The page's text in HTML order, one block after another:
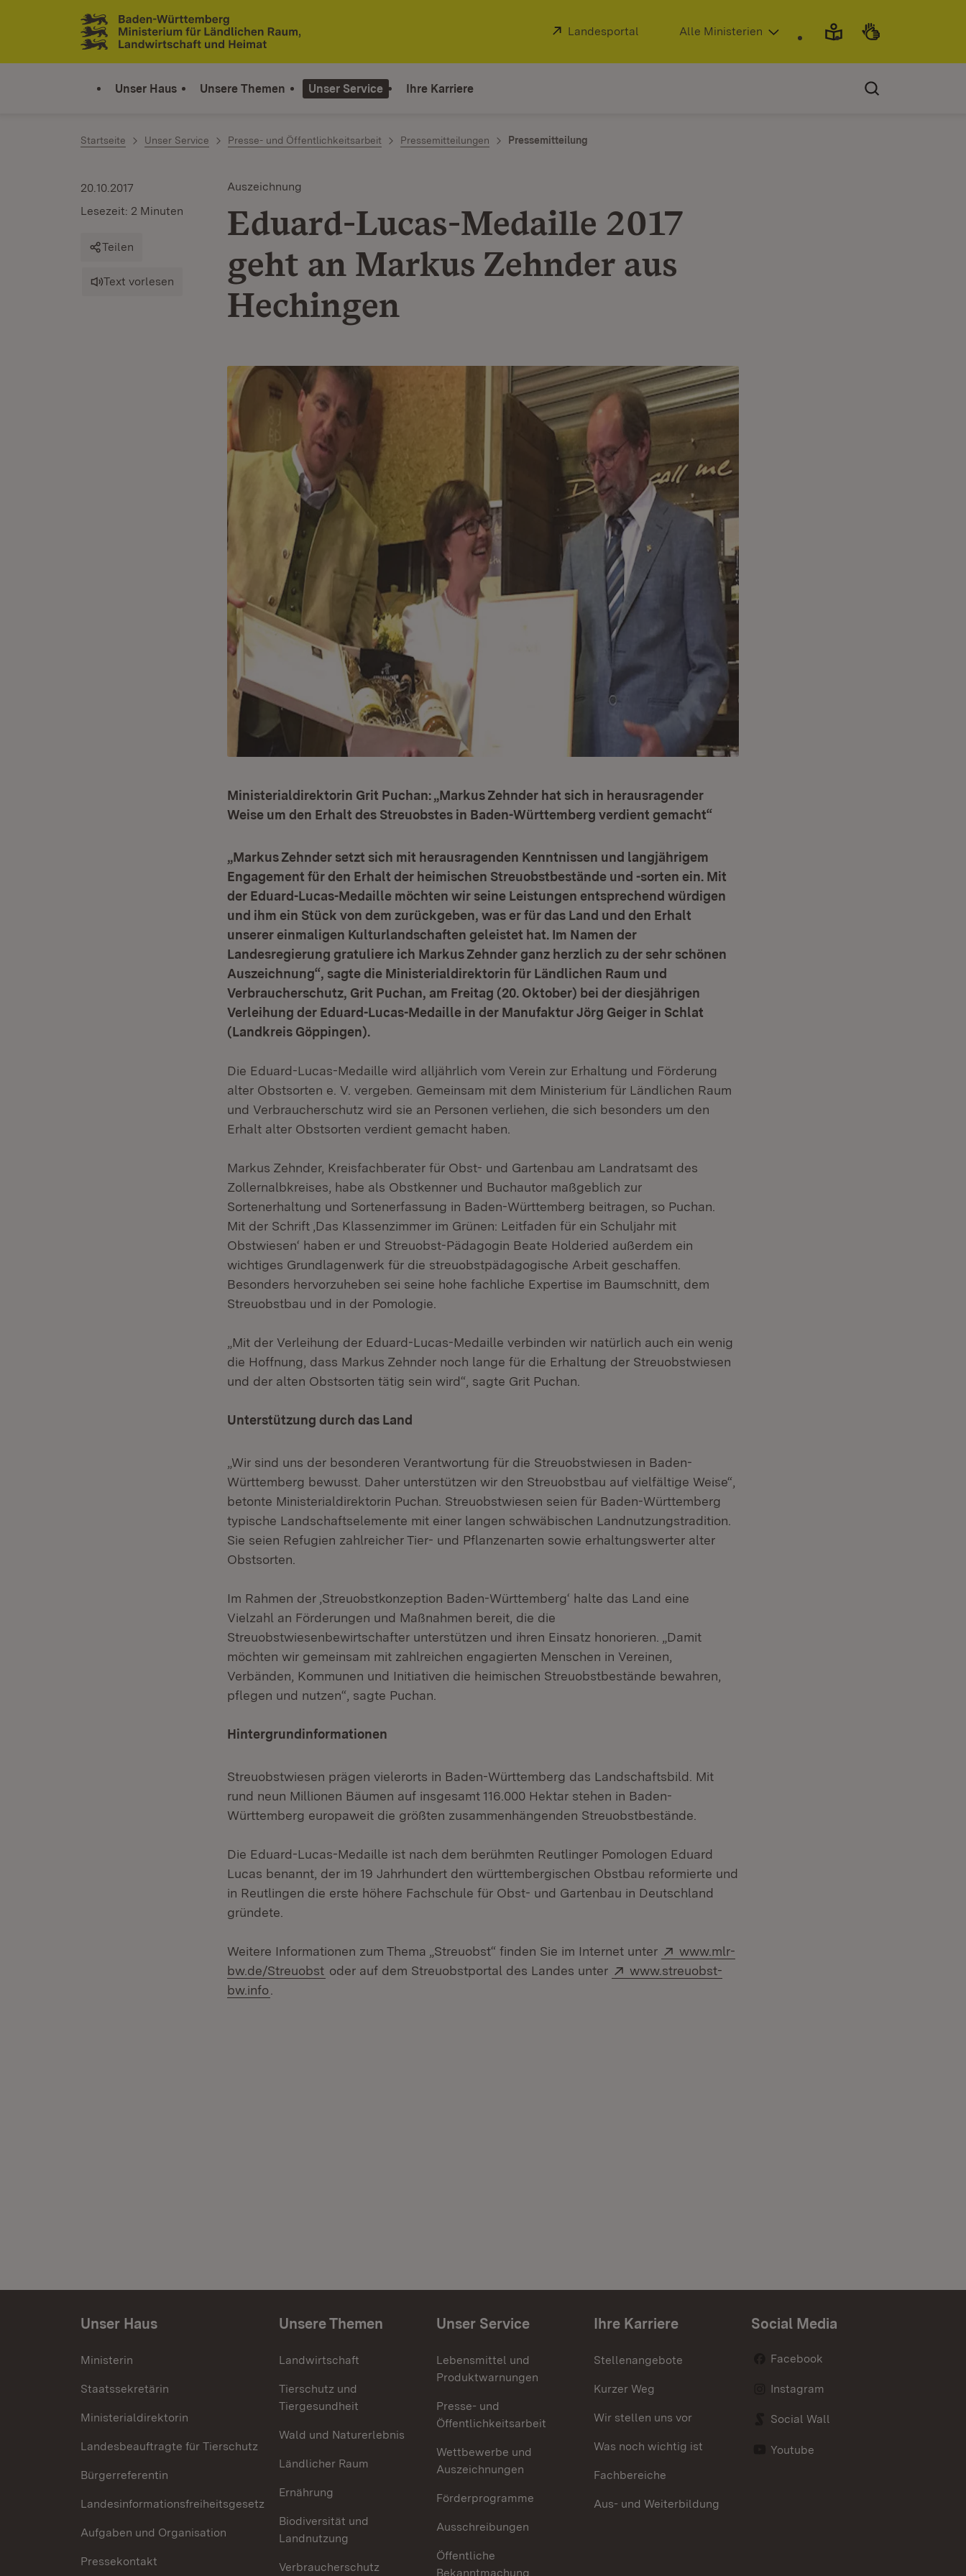
Zum Inhalt springen
Link zur Startseite
Extern:
Landesportal (Öffnet in neuem Fenster)
Alle Ministerien
Unser Haus Unsere Themen Unser Service Ihre Karriere
Startseite Unser Service Presse- und Öffentlichkeitsarbeit Pressemitteilungen Pressemitteilung
Auszeichnung
Eduard-Lucas-Medaille 2017
geht an Markus Zehnder aus
Hechingen
20.10.2017
Lesezeit: 2 Minuten
Teilen
Text vorlesen
Ministerialdirektorin Grit Puchan: „Markus Zehnder hat sich in herausragender
Weise um den Erhalt des Streuobstes in Baden-Württemberg verdient gemacht“
„Markus Zehnder setzt sich mit herausragenden Kenntnissen und langjährigem
Engagement für den Erhalt der heimischen Streuobstbestände und -sorten ein. Mit
der Eduard-Lucas-Medaille möchten wir seine Leistungen entsprechend würdigen
und ihm ein Stück von dem zurückgeben, was er für das Land und den Erhalt
unserer einmaligen Kulturlandschaften geleistet hat. Im Namen der
Landesregierung gratuliere ich Markus Zehnder ganz herzlich zu der sehr schönen
Auszeichnung“, sagte die Ministerialdirektorin für Ländlichen Raum und
Verbraucherschutz, Grit Puchan, am Freitag (20. Oktober) bei der diesjährigen
Verleihung der Eduard-Lucas-Medaille in der Manufaktur Jörg Geiger in Schlat
(Landkreis Göppingen).
Die Eduard-Lucas-Medaille wird alljährlich vom Verein zur Erhaltung und Förderung
alter Obstsorten e. V. vergeben. Gemeinsam mit dem Ministerium für Ländlichen Raum
und Verbraucherschutz wird sie an Personen verliehen, die sich besonders um den
Erhalt alter Obstsorten verdient gemacht haben.
Markus Zehnder, Kreisfachberater für Obst- und Gartenbau am Landratsamt des
Zollernalbkreises, habe als Obstkenner und Buchautor maßgeblich zur
Sortenerhaltung und Sortenerfassung in Baden-Württemberg beitragen, so Puchan.
Mit der Schrift ‚Das Klassenzimmer im Grünen: Leitfaden für ein Schuljahr mit
Obstwiesen‘ haben er und Streuobst-Pädagogin Beate Holderied außerdem ein
wichtiges Grundlagenwerk für die streuobstpädagogische Arbeit geschaffen.
Besonders hervorzuheben sei seine hohe fachliche Expertise im Baumschnitt, dem
Streuobstbau und in der Pomologie.
„Mit der Verleihung der Eduard-Lucas-Medaille verbinden wir natürlich auch ein wenig
die Hoffnung, dass Markus Zehnder noch lange für die Erhaltung der Streuobstwiesen
und der alten Obstsorten tätig sein wird“, sagte Grit Puchan.
Unterstützung durch das Land
„Wir sind uns der besonderen Verantwortung für die Streuobstwiesen in Baden-
Württemberg bewusst. Daher unterstützen wir den Streuobstbau auf vielfältige Weise“,
betonte Ministerialdirektorin Puchan. Streuobstwiesen seien für Baden-Württemberg
typische Landschaftselemente mit einer langen schwäbischen Landnutzungstradition.
Sie seien Refugien zahlreicher Tier- und Pflanzenarten sowie erhaltungswerter alter
Obstsorten.
Im Rahmen der ‚Streuobstkonzeption Baden-Württemberg‘ halte das Land eine
Vielzahl an Förderungen und Maßnahmen bereit, die die
Streuobstwiesenbewirtschafter unterstützen und ihren Einsatz honorieren. „Damit
möchten wir gemeinsam mit zahlreichen engagierten Menschen in Vereinen,
Verbänden, Kommunen und Initiativen die heimischen Streuobstbestände bewahren,
pflegen und nutzen“, sagte Puchan.
Hintergrundinformationen
Streuobstwiesen prägen vielerorts in Baden-Württemberg das Landschaftsbild. Mit
rund neun Millionen Bäumen auf insgesamt 116.000 Hektar stehen in Baden-
Württemberg europaweit die größten zusammenhängenden Streuobstbestände.
Die Eduard-Lucas-Medaille ist nach dem berühmten Reutlinger Pomologen Eduard
Lucas benannt, der im 19 Jahrhundert den württembergischen Obstbau reformierte und
in Reutlingen die erste höhere Fachschule für Obst- und Gartenbau in Deutschland
gründete.
Weitere Informationen zum Thema „Streuobst“ finden Sie im Internet unter Extern:
www.mlr-
bw.de/Streuobst (Öffnet in neuem Fenster)
oder auf dem Streuobstportal des Landes unter Extern:
www.streuobst-
bw.info
Unser Haus
Ministerin
Staatssekretärin
Ministerialdirektorin
Landesbeauftragte für Tierschutz
Bürgerreferentin
Landesinformationsfreiheitsgesetz
Aufgaben und Organisation
Pressekontakt
Unsere Themen
Landwirtschaft
Tierschutz und
Tiergesundheit
Wald und Naturerlebnis
Ländlicher Raum
Ernährung
Biodiversität und
Landnutzung
Verbraucherschutz
Unser Service
Lebensmittel und
Produktwarnungen
Presse- und
Öffentlichkeitsarbeit
Wettbewerbe und
Auszeichnungen
Förderprogramme
Ausschreibungen
Öffentliche
Bekanntmachung
Ihre Karriere
Stellenangebote
Kurzer Weg
Wir stellen uns vor
Was noch wichtig ist
Fachbereiche
Aus- und Weiterbildung
Social Media
Facebook
Instagram
Social Wall
Youtube